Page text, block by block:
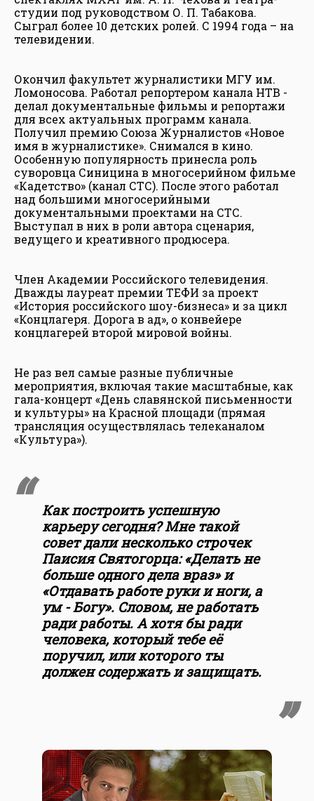
студии под руководством О. П. Табакова.
Сыграл более 10 детских ролей. С 1994 года – на
телевидении.
Окончил факультет журналистики МГУ им.
Ломоносова. Работал репортером канала НТВ -
делал документальные фильмы и репортажи
для всех актуальных программ канала.
Получил премию Союза Журналистов «Новое
имя в журналистике». Снимался в кино.
Особенную популярность принесла роль
суворовца Синицина в многосерийном фильме
«Кадетство» (канал СТС). После этого работал
над большими многосерийными
документальными проектами на СТС.
Выступал в них в роли автора сценария,
ведущего и креативного продюсера.
Член Академии Российского телевидения.
Дважды лауреат премии ТЕФИ за проект
«История российского шоу-бизнеса» и за цикл
«Концлагеря. Дорога в ад», о конвейере
концлагерей второй мировой войны.
Не раз вел самые разные публичные
мероприятия, включая такие масштабные, как
гала-концерт «День славянской письменности
и культуры» на Красной площади (прямая
трансляция осуществлялась телеканалом
«Культура»).
Как построить успешную
карьеру сегодня? Мне такой
совет дали несколько строчек
Паисия Святогорца: «Делать не
больше одного дела враз» и
«Отдавать работе руки и ноги, а
ум - Богу». Словом, не работать
ради работы. А хотя бы ради
человека, который тебе её
поручил, или которого ты
должен содержать и защищать.